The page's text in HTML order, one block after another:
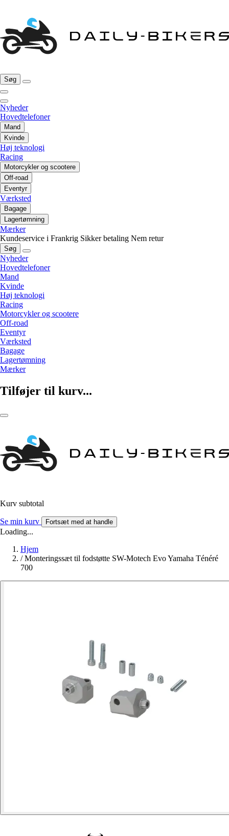
Søg
Nyheder
Hovedtelefoner
Mand
Kvinde
Høj teknologi
Racing
Motorcykler og scootere
Off-road
Eventyr
Værksted
Bagage
Lagertømning
Mærker
Kundeservice i Frankrig Sikker betaling Nem retur
Søg
Nyheder
Hovedtelefoner
Mand
Kvinde
Høj teknologi
Racing
Motorcykler og scootere
Off-road
Eventyr
Værksted
Bagage
Lagertømning
Mærker
Tilføjer til kurv...
Kurv subtotal
Se min kurv Fortsæt med at handle
Loading...
Hjem
/ Monteringssæt til fodstøtte SW-Motech Evo Yamaha Ténéré
700